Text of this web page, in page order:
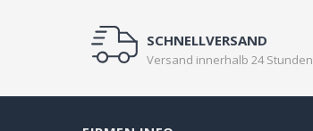
SCHNELLVERSAND
Versand innerhalb 24 Stunden